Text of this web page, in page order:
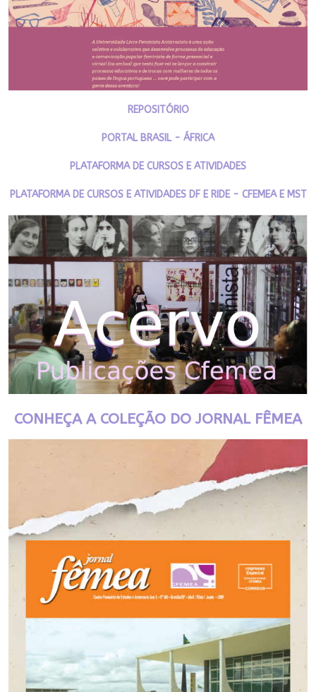
REPOSITÓRIO
PORTAL BRASIL - ÁFRICA
PLATAFORMA DE CURSOS E ATIVIDADES
PLATAFORMA DE CURSOS E ATIVIDADES DF E RIDE - CFEMEA E MST
CONHEÇA A COLEÇÃO DO JORNAL FÊMEA